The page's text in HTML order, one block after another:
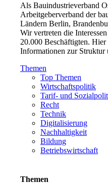
Als Bauindustrieverband
Arbeitgeberverband der
Ländern Berlin,
Wir vertreten die
20.000 Beschäftigten.
Informationen zur Struktur
Themen
Top Themen
Wirtschaftspolitik
Tarif- und
Recht
Technik
Digitalisierung
Nachhaltigkeit
Bildung
Betriebswirtschaft
Themen